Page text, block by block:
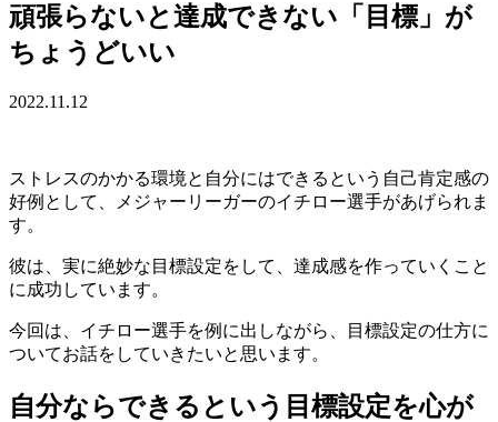
頑張らないと達成できない「目標」が
ちょうどいい
2022.11.12
ストレスのかかる環境と自分にはできるという自己肯定感の
好例として、メジャーリーガーのイチロー選手があげられま
す。
彼は、実に絶妙な目標設定をして、達成感を作っていくこと
に成功しています。
今回は、イチロー選手を例に出しながら、目標設定の仕方に
ついてお話をしていきたいと思います。
自分ならできるという目標設定を心が